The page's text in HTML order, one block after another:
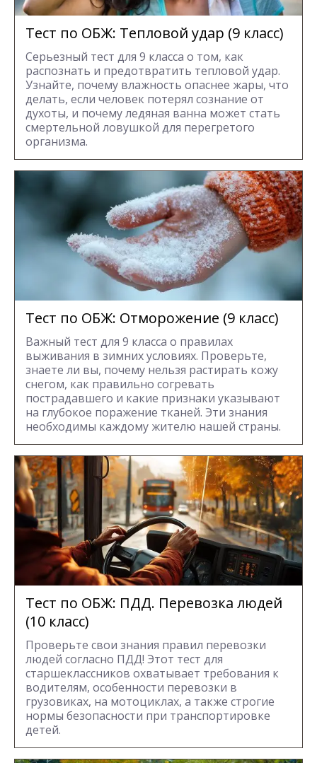
Тест по ОБЖ: Тепловой удар (9 класс)
Серьезный тест для 9 класса о том, как
распознать и предотвратить тепловой удар.
Узнайте, почему влажность опаснее жары, что
делать, если человек потерял сознание от
духоты, и почему ледяная ванна может стать
смертельной ловушкой для перегретого
организма.
Тест по ОБЖ: Отморожение (9 класс)
Важный тест для 9 класса о правилах
выживания в зимних условиях. Проверьте,
знаете ли вы, почему нельзя растирать кожу
снегом, как правильно согревать
пострадавшего и какие признаки указывают
на глубокое поражение тканей. Эти знания
необходимы каждому жителю нашей страны.
Тест по ОБЖ: ПДД. Перевозка людей
(10 класс)
Проверьте свои знания правил перевозки
людей согласно ПДД! Этот тест для
старшеклассников охватывает требования к
водителям, особенности перевозки в
грузовиках, на мотоциклах, а также строгие
нормы безопасности при транспортировке
детей.